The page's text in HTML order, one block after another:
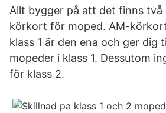
Allt bygger på att det finns två
körkort för moped. AM-
klass 1 är den ena och ger dig
mopeder i klass 1. Dessutom
för klass 2.